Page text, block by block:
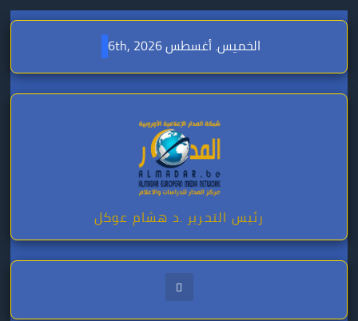
Skip
الخميس. أغسطس 6th, 2026
رئيس التحرير .د هشام عوكل